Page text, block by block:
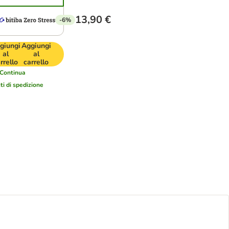
-6% 13,90 €
al
Aggiungi
al
carrello
di spedizione